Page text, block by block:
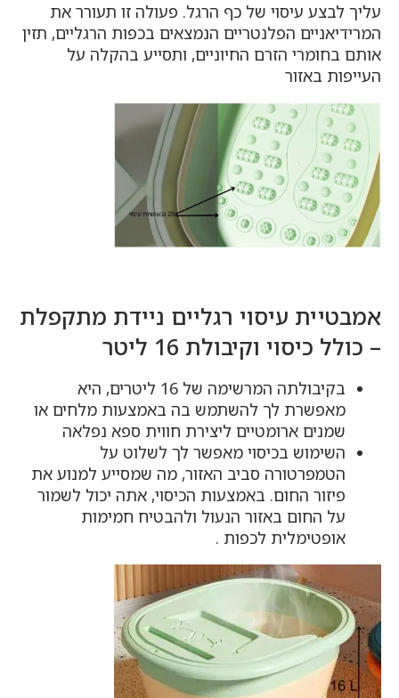
עליך לבצע עיסוי של כף הרגל. פעולה זו תעורר את
המרידיאניים הפלנטריים הנמצאים בכפות הרגליים, תזין
אותם בחומרי הזרם החיוניים, ותסייע בהקלה על
העייפות באזור
אמבטיית עיסוי רגליים ניידת מתקפלת
– כולל כיסוי וקיבולת 16 ליטר
בקיבולתה המרשימה של 16 ליטרים, היא
מאפשרת לך להשתמש בה באמצעות מלחים או
שמנים ארומטיים ליצירת חווית ספא נפלאה
השימוש בכיסוי מאפשר לך לשלוט על
הטמפרטורה סביב האזור, מה שמסייע למנוע את
פיזור החום. באמצעות הכיסוי, אתה יכול לשמור
על החום באזור הנעול ולהבטיח חמימות
אופטימלית לכפות .